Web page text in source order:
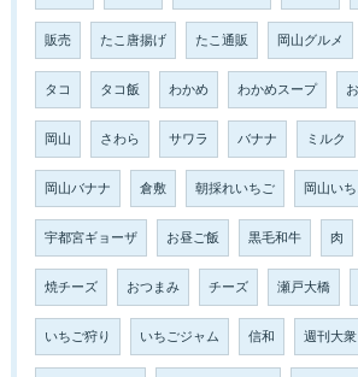
販売 たこ唐揚げ たこ通販 岡山グルメ
タコ タコ飯 わかめ わかめスープ
岡山 さわら サワラ バナナ ミルク
岡山バナナ 倉敷 朝採れいちご 岡山い
宇都宮ギョーザ お昼ご飯 黒毛和牛 肉
焼チーズ おつまみ チーズ 瀬戸大橋
いちご狩り いちごジャム 信和 週刊大衆